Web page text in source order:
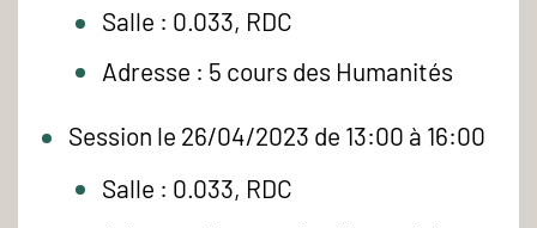
Salle : 0.033, RDC
Adresse : 5 cours des Humanités
Session le 26/04/2023 de 13:00 à 16:00
Salle : 0.033, RDC